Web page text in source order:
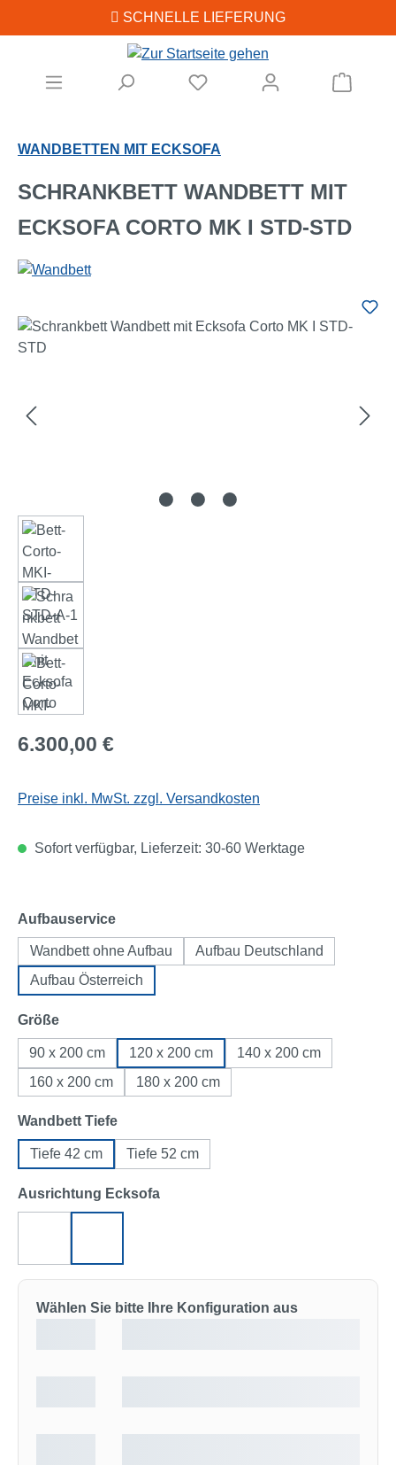
Zum Hauptinhalt springenSCHNELLE LIEFERUNG
WANDBETTEN MIT ECKSOFA
SCHRANKBETT WANDBETT MIT
ECKSOFA CORTO MK I STD-STD
Bildergalerie überspringen
Regulärer Preis:
6.300,00 €
Preise inkl. MwSt. zzgl. Versandkosten
Sofort verfügbar, Lieferzeit: 30-60 Werktage
Aufbauserviceauswählen
Wandbett ohne Aufbau
Aufbau Deutschland
Aufbau Österreich
Größeauswählen
90 x 200 cm 120 x 200 cm
140 x 200 cm
160 x 200 cm
180 x 200 cm
Wandbett Tiefeauswählen
Tiefe 42 cm Tiefe 52 cm
Ausrichtung Ecksofa
Wählen Sie bitte Ihre Konfiguration aus